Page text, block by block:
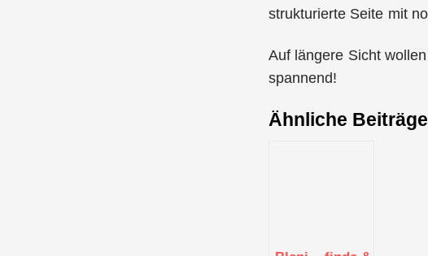
strukturierte Seite mit
Auf längere Sicht
spannend!
Ähnliche